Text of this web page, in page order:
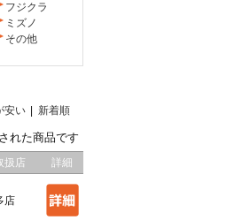
フジクラ
ミズノ
その他
安い 新着順
れた商品です
扱店 詳細
店